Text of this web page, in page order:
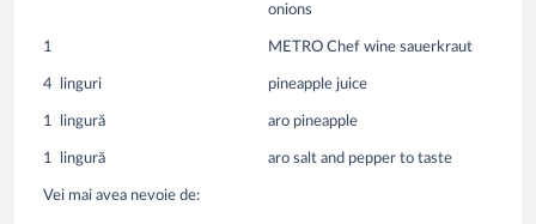
onions
1 METRO Chef wine sauerkraut
4 linguri pineapple juice
1 lingură aro pineapple
1 lingură aro salt and pepper to taste
Vei mai avea nevoie de: